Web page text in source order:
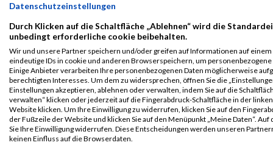
Teamwertung
männlich
B2Run
Nürnberg
Teamwertung
mixed
14625 Manuel Haufen 0000
Diakonie e.V.
Legende:
GPos = Geschlechter Position, KPos = Kategorie Position, TPos =
Team Position, DNS = Did not start, DNF = Did not finish, DQ =
Disqualifiziert
Datenschutzeinstellungen
Durch Klicken auf die Schaltfläche „Ablehnen“ wird die
unbedingt erforderliche cookie beibehalten.
Wir und unsere Partner speichern und/oder greifen auf Informationen auf einem
eindeutige IDs in cookie und anderen Browserspeichern, um
Einige Anbieter verarbeiten Ihre personenbezogenen Daten möglicherweise
berechtigten Interesses. Um dem zu widersprechen, öffnen Sie die
Einstellungen akzeptieren, ablehnen oder verwalten, indem Sie auf die
verwalten“ klicken oder jederzeit auf die Fingerabdruck-Schaltfläche in der
Website klicken. Um Ihre Einwilligung zu widerrufen, klicken Sie auf den
der Fußzeile der Website und klicken Sie auf den Menüpunkt „Meine Daten“. Auf
Sie Ihre Einwilligung widerrufen. Diese Entscheidungen werden unseren
keinen Einfluss auf die Browserdaten.